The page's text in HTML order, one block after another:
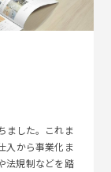
ました。これま
入から事業化ま
法規制などを踏